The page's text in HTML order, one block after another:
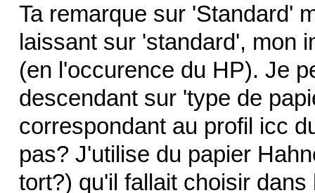
Ta remarque sur 'Standard'
laissant sur 'standard', mon
(en l'occurence du HP). Je
descendant sur 'type de
correspondant au profil icc
pas? J'utilise du papier
tort?) qu'il fallait choisir